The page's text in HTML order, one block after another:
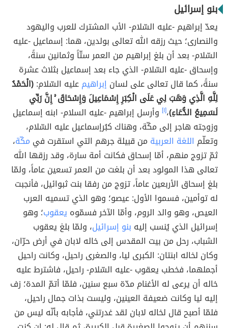
بنو إسرائيل
يعدّ إبراهيم -عليه السّلام- الأب المشترك للعرب واليهود
والنصارى؛ حيث رزقه الله تعالى بولدين، هما: إسماعيل -عليه
السّلام- بعد أن بلغ إبراهيم من العمر ستّاً وثمانين سنةً،
وإسحاق -عليه السّلام- الذي جاء بعد إسماعيل بثلاث عشرة
سنةً، كما قال تعالى على لسان إبراهيمعليه السّلام:(الْحَمْدُ
لِلَّهِ الَّذِي وَهَبَ لِي عَلَى الْكِبَرِ إِسْمَاعِيلَ وَإِسْحَاقَ ۚ إِنَّ رَبِّي
لَسَمِيعُ الدُّعَاءِ)،[١] وأرسل إبراهيم -عليه السلام- ابنه إسماعيل
وزوجته هاجر إلى مكّة، وهناك كبُرإسماعيل عليه السّلام،
وتعلّم اللغة العربية من قبيلة جرهم التي استقرت في مكّة،
ثمّ تزوج منهم، أمّا إسحاق فكانت أمة سارة، وقد رزقها الله
تعالى هذا المولود بعد أن بلغت من العمر تسعين عاماً، ولمّا
بلغ إسحاق الأربعين عاماً، تزوج من رفقا بنت ثبوائيل، فأنجبت
له توأمين، فسموا الأول: عيصو؛ وهو الذي تسميه العرب
العيص، وهو والد الروم، وأمّا الآخر فسمّوه يعقوب؛ وهو
إسرائيل الذي يُنسب إليه بنو إسرائيل، ولمّا بلغ يعقوب
الشباب، رحل من بيت المقدس إلى خاله لابان في أرض حرّان،
وكان لخاله ابنتان: الكبرى ليا، والصغرى راحيل، وكانت راحيل
أجملهما، فخطب يعقوب -عليه السّلام- راحيل، فاشترط عليه
خاله أن يرعى له الأغنام مدّة سبع سنين، فلمّا أتمّ المدة؛ زف
إليه ليا وكانت ضعيفة العينين، وليست بذات جمال راحيل،
فلمّا أصبح قال لخاله لابان لقد غدرتني، فأجابه بأنّه ليس من